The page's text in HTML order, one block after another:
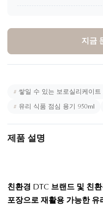
지금
# 쌓일 수 있는 보로실리케이
# 유리 식품 점심 용기 950ml
제품 설명
친환경 DTC 브랜드 및 친
포장으로 재활용 가능한 유